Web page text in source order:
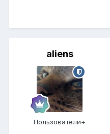
aliens
Пользователи+